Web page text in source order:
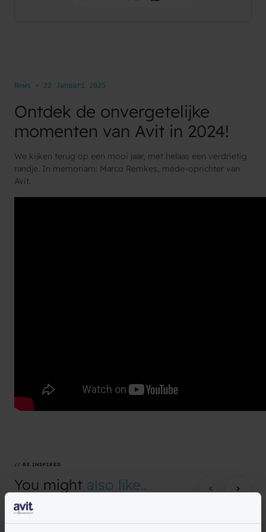
News - 22 Januari 2025
Ontdek de onvergetelijke
momenten van Avit in 2024!
We kijken terug op een mooi jaar, met helaas een verdrietig
randje. In memoriam: Marco Remkes, mede-oprichter van
Avit.
// BE INSPIRED
You might also like..